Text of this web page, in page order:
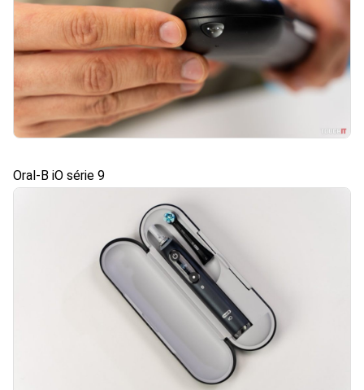
Oral-B iO série 9